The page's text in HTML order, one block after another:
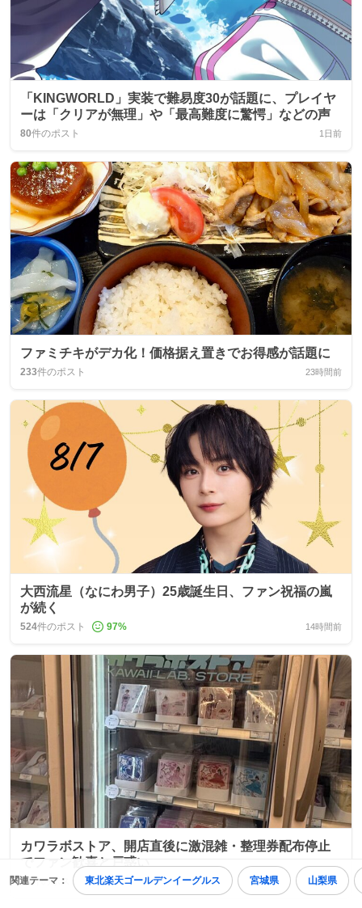
関連テーマ： 東北楽天ゴールデンイーグルス 宮城県 山梨県
「KINGWORLD」実装で難易度30が話題に、プレイヤ
ーは「クリアが無理」や「最高難度に驚愕」などの声
80件のポスト 1日前
ファミチキがデカ化！価格据え置きでお得感が話題に
233件のポスト 23時間前
大西流星（なにわ男子）25歳誕生日、ファン祝福の嵐
が続く
524件のポスト 97% 14時間前
カワラボストア、開店直後に激混雑・整理券配布停止
でファン歓喜と戸惑い
54件のポスト 22時間前